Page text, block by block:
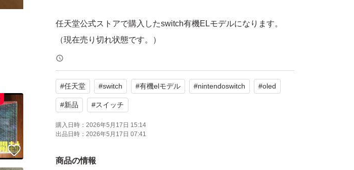
任天堂公式ストアで購入したswitch有機ELモデルになります。
（現在売り切れ状態です。）
商品注文日: 2026年5月10日
商品届け日: 2026年5月16日
パッケージデザインとジョイコン色以外、市販のswitch 有機EL版
とまったく同じ内容になっております。ジョイコンの色はカスタ
マイズしておりますので、イメージは写真5枚目をご確認くださ
い。
#任天堂 #switch #有機elモデル #nintendoswitch #oled
#新品 #スイッチ
購入日時： 2026年5月17日 15:14
出品日時： 2026年5月17日 07:41
商品の情報